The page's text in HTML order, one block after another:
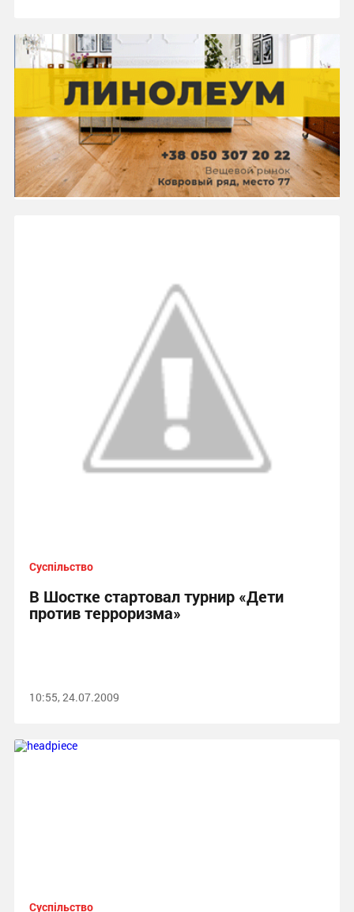
Суспільство
В Шостке стартовал турнир «Дети
против терроризма»
10:55, 24.07.2009
Суспільство